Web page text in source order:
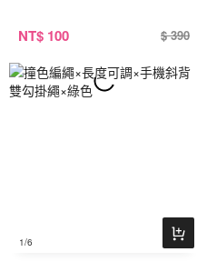
NT$ 100 $ 390
1/6